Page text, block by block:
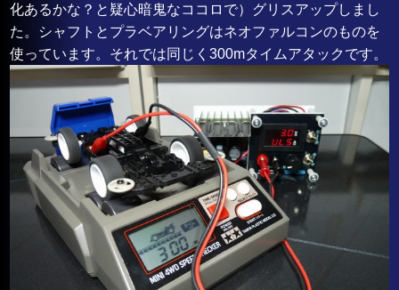
化あるかな？と疑心暗鬼なココロで）グリスアップしまし
た。シャフトとプラベアリングはネオファルコンのものを
使っています。それでは同じく300mタイムアタックです。